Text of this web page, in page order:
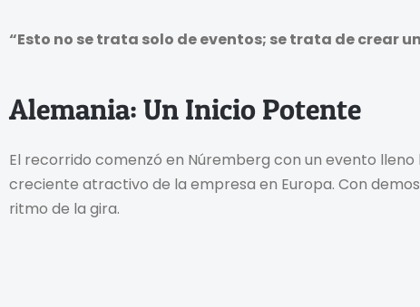
“Esto no se trata solo de eventos; se trata de crear
Alemania: Un Inicio Potente
El recorrido comenzó en Núremberg con un evento
creciente atractivo de la empresa en Europa. Con
ritmo de la gira.